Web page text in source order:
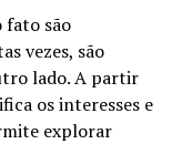
fato são
vezes, são
lado. A partir
os interesses e
explorar